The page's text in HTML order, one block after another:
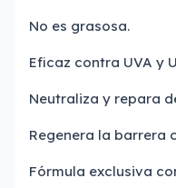
No es grasosa.
Eficaz contra UVA y
Neutraliza y repara
Regenera la barrera
Fórmula exclusiva